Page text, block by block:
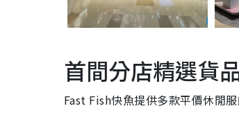
首間分店精選貨
Fast Fish快魚提供多款平價休閒